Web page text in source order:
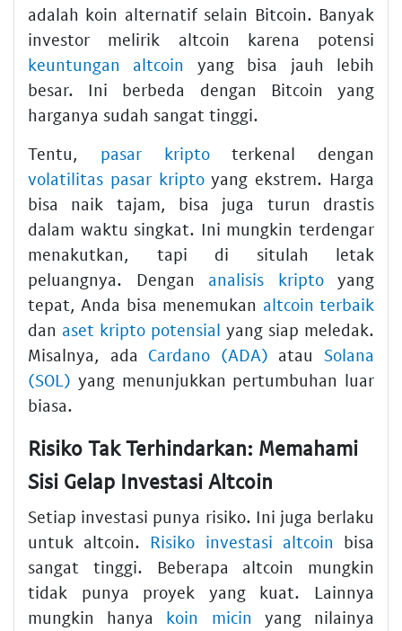
adalah koin alternatif selain Bitcoin. Banyak
investor melirik altcoin karena potensi
keuntungan altcoin
yang bisa jauh lebih
besar. Ini berbeda dengan Bitcoin yang
harganya sudah sangat tinggi.
Tentu, pasar kriptoterkenal dengan
volatilitas pasar kriptoyang ekstrem. Harga
bisa naik tajam, bisa juga turun drastis
dalam waktu singkat. Ini mungkin terdengar
menakutkan, tapi di situlah letak
peluangnya. Dengan analisis kriptoyang
tepat, Anda bisa menemukan altcoin terbaik
dan aset kripto potensial yang siap meledak.
Misalnya, ada Cardano (ADA) atauSolana
(SOL) yang menunjukkan pertumbuhan luar
biasa.
Risiko Tak Terhindarkan: Memahami
Sisi Gelap Investasi Altcoin
Setiap investasi punya risiko. Ini juga berlaku
untuk altcoin. Risiko investasi altcoin bisa
sangat tinggi. Beberapa altcoin mungkin
tidak punya proyek yang kuat. Lainnya
mungkin hanya koin micin yang nilainya